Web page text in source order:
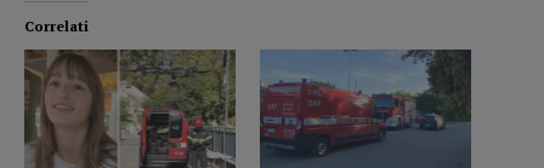
Correlati